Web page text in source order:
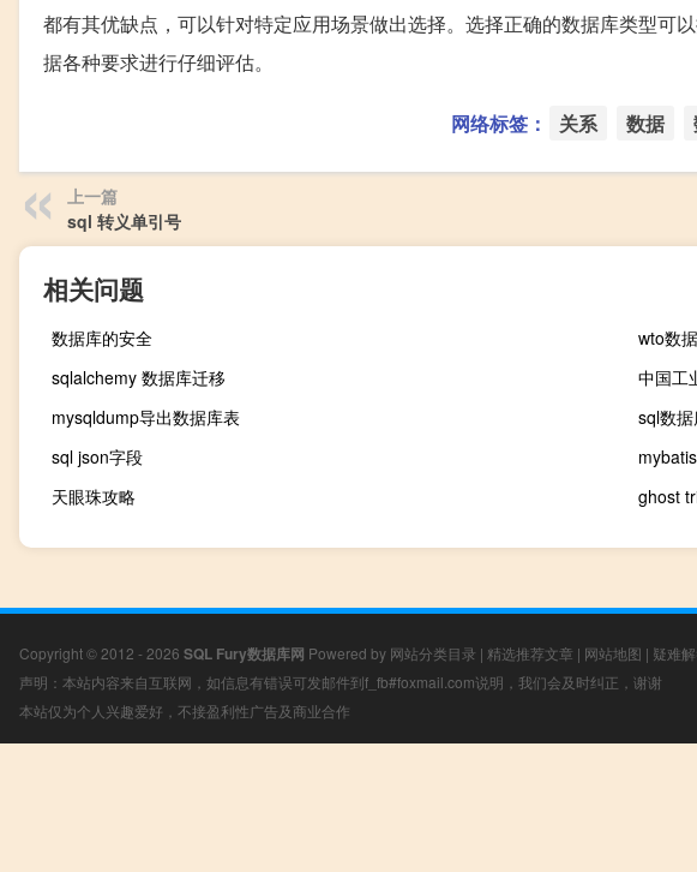
都有其优缺点，可以针对特定应用场景做出选择。选择正确的数据库类型可
据各种要求进行仔细评估。
网络标签： 关系 数据
上一篇
sql 转义单引号
相关问题
数据库的安全
wto数
sqlalchemy 数据库迁移
中国工
mysqldump导出数据库表
sql数
sql json字段
天眼珠攻略
ghost
Copyright © 2012 - 2026 SQL Fury数据库网 Powered by 网站分类目录 | 精选推荐文章 | 网站地图 | 疑难
声明：本站内容来自互联网，如信息有错误可发邮件到f_fb#foxmail.com说明，我们会及时纠正，谢谢
本站仅为个人兴趣爱好，不接盈利性广告及商业合作